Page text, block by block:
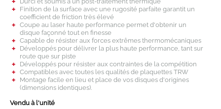
Finition de la surface avec une rugosité parfaite garantit un
coefficient de friction très élevé
Coupe au laser haute performance permet d'obtenir un
disque façonné tout en finesse
Capable de résister aux forces extrêmes thermomécaniques
Développés pour délivrer la plus haute performance, tant sur
route que sur piste
Développés pour résister aux contraintes de la compétition
Compatibles avec toutes les qualités de plaquettes TRW
Montage facile en lieu et place de vos disques d'origines
(dimensions identiques).
Vendu à l'unité